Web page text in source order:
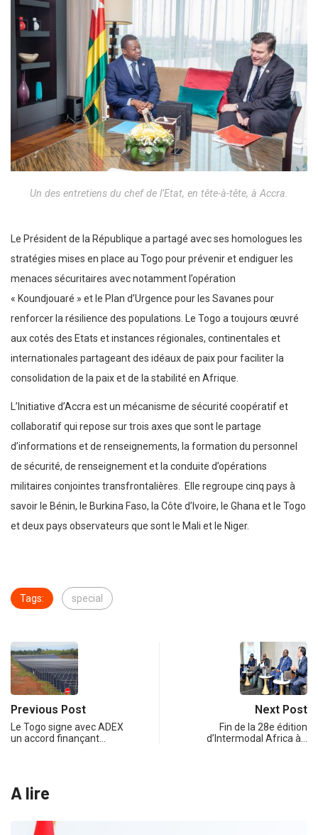
Un des entretiens du chef de l’Etat, en tête-à-tête, à Accra.
Le Président de la République a partagé avec ses homologues les
stratégies mises en place au Togo pour prévenir et endiguer les
menaces sécuritaires avec notamment l’opération
« Koundjouaré » et le Plan d’Urgence pour les Savanes pour
renforcer la résilience des populations. Le Togo a toujours œuvré
aux cotés des Etats et instances régionales, continentales et
internationales partageant des idéaux de paix pour faciliter la
consolidation de la paix et de la stabilité en Afrique.
L’Initiative d’Accra est un mécanisme de sécurité coopératif et
collaboratif qui repose sur trois axes que sont le partage
d’informations et de renseignements, la formation du personnel
de sécurité, de renseignement et la conduite d’opérations
militaires conjointes transfrontalières. Elle regroupe cinq pays à
savoir le Bénin, le Burkina Faso, la Côte d’Ivoire, le Ghana et le Togo
et deux pays observateurs que sont le Mali et le Niger.
Tags: special
Previous Post
Le Togo signe avec ADEX
un accord finançant…
Next Post
Fin de la 28e édition
d’Intermodal Africa à…
A lire